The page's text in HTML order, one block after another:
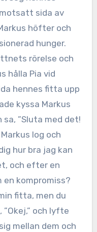
sida av
höfter och
hunger.
rörelse och
hålla Pia vid
hennes fitta upp
kyssa Markus
”Sluta med det!
log och
hur bra jag kan
och efter en
en kompromiss?
fitta, men du
”Okej,” och lyfte
mellan dem och